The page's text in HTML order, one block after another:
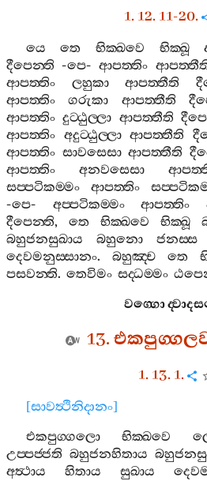
1. 12. 11-20.
යෙ තෙ භික‍්ඛවෙ භික‍්ඛූ
දීපෙන‍්ති -පෙ-ආපත‍්තිං
ආපත‍්තිං
ලහුකා ආපත‍්තීති
ආපත‍්තිං
ගරුකා ආපත‍්තීති
ආපත‍්තිං දුට‍්ඨුල‍්ලා ආපත‍්තීති
ආපත‍්තිං අදුට‍්ඨුල‍්ලා ආපත‍්තීති
ආපත‍්තිං සාවසෙසා ආපත‍්තීති
ආපත‍්තිං
අනවසෙසා
සප‍්පටිකම‍්මං
ආපත‍්තිං
-පෙ- අප‍්පටිකම‍්මං ආපත‍්තිං
දීපෙන‍්ති, තෙ භික‍්ඛවෙ භික‍්ඛූ
බහුජනසුඛාය
බහුනො ජනස‍්ස
දෙවමනුස‍්සානං. බහුඤ‍්ච තෙ
පසවන‍්ති. තෙවිමං සද‍්ධම‍්මං
වග‍්ගො
13.
1. 13. 1.
[සාවත්‍ථිනිදානං]
එකපුග‍්ගලො
භික‍්ඛවෙ
උප‍්පජ‍්ජති බහුජනහිතාය
අත්‍ථාය හිතාය සුඛාය